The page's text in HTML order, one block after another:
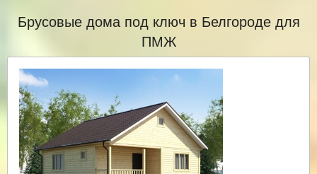
Брусовые дома под ключ в Белгороде для
ПМЖ